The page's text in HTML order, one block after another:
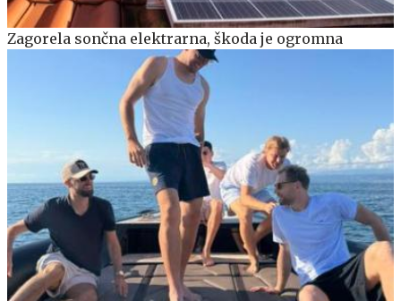
Zagorela sončna elektrarna, škoda je ogromna